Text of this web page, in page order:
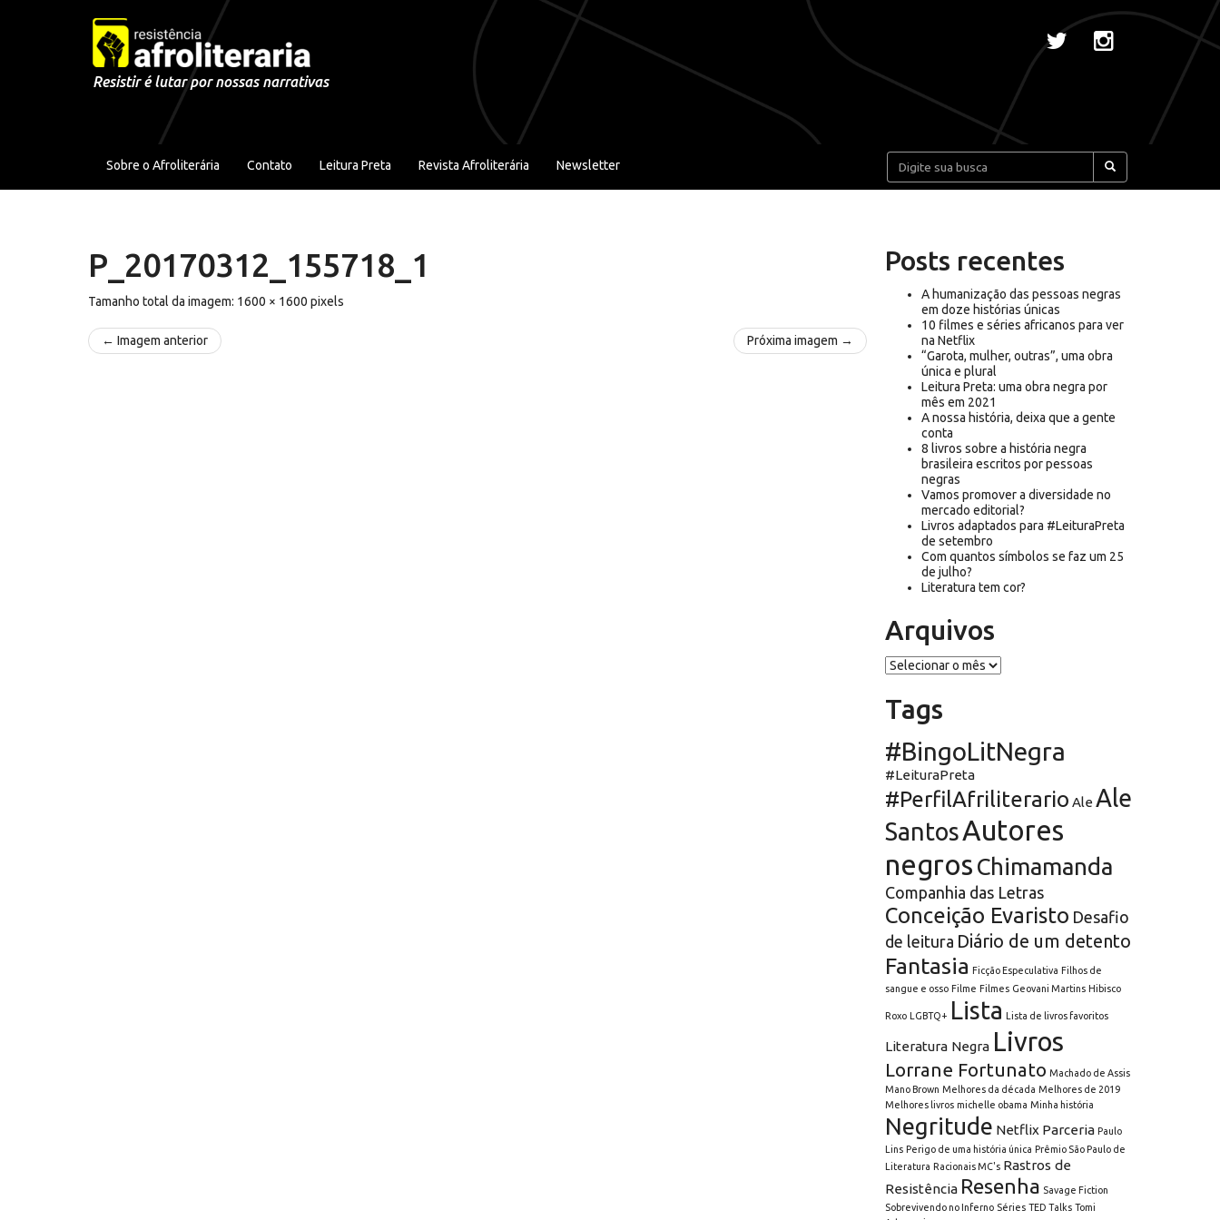
Pular para o conteúdo
Resistir é lutar por nossas narrativas
Sobre o Afroliterária Contato Leitura Preta Revista Afroliterária Newsletter Pesquisar:
P_20170312_155718_1
Tamanho total da imagem: 1600 × 1600 pixels
← Imagem anterior Próxima imagem →
Posts recentes
A humanização das pessoas negras
em doze histórias únicas
10 filmes e séries africanos para ver
na Netflix
“Garota, mulher, outras”, uma obra
única e plural
Leitura Preta: uma obra negra por
mês em 2021
A nossa história, deixa que a gente
conta
8 livros sobre a história negra
brasileira escritos por pessoas
negras
Vamos promover a diversidade no
mercado editorial?
Livros adaptados para #LeituraPreta
de setembro
Com quantos símbolos se faz um 25
de julho?
Literatura tem cor?
Arquivos
Arquivos
Tags
#BingoLitNegra
#LeituraPreta
#PerfilAfriliterario Ale Ale
SantosAutores
negros Chimamanda
Companhia das Letras
Conceição Evaristo Desafio
de leitura Diário de um detento
Fantasia Ficção Especulativa Filhos de
sangue e osso Filme Filmes Geovani Martins Hibisco
Roxo LGBTQ+ Lista Lista de livros favoritos
Literatura Negra Livros
Lorrane Fortunato Machado de Assis
Mano Brown Melhores da década Melhores de 2019
Melhores livros michelle obama Minha história
Negritude Netflix Parceria Paulo
Lins Perigo de uma história única Prêmio São Paulo de
Literatura Racionais MC's Rastros de
Resistência Resenha Savage Fiction
Sobrevivendo no Inferno Séries TED Talks Tomi